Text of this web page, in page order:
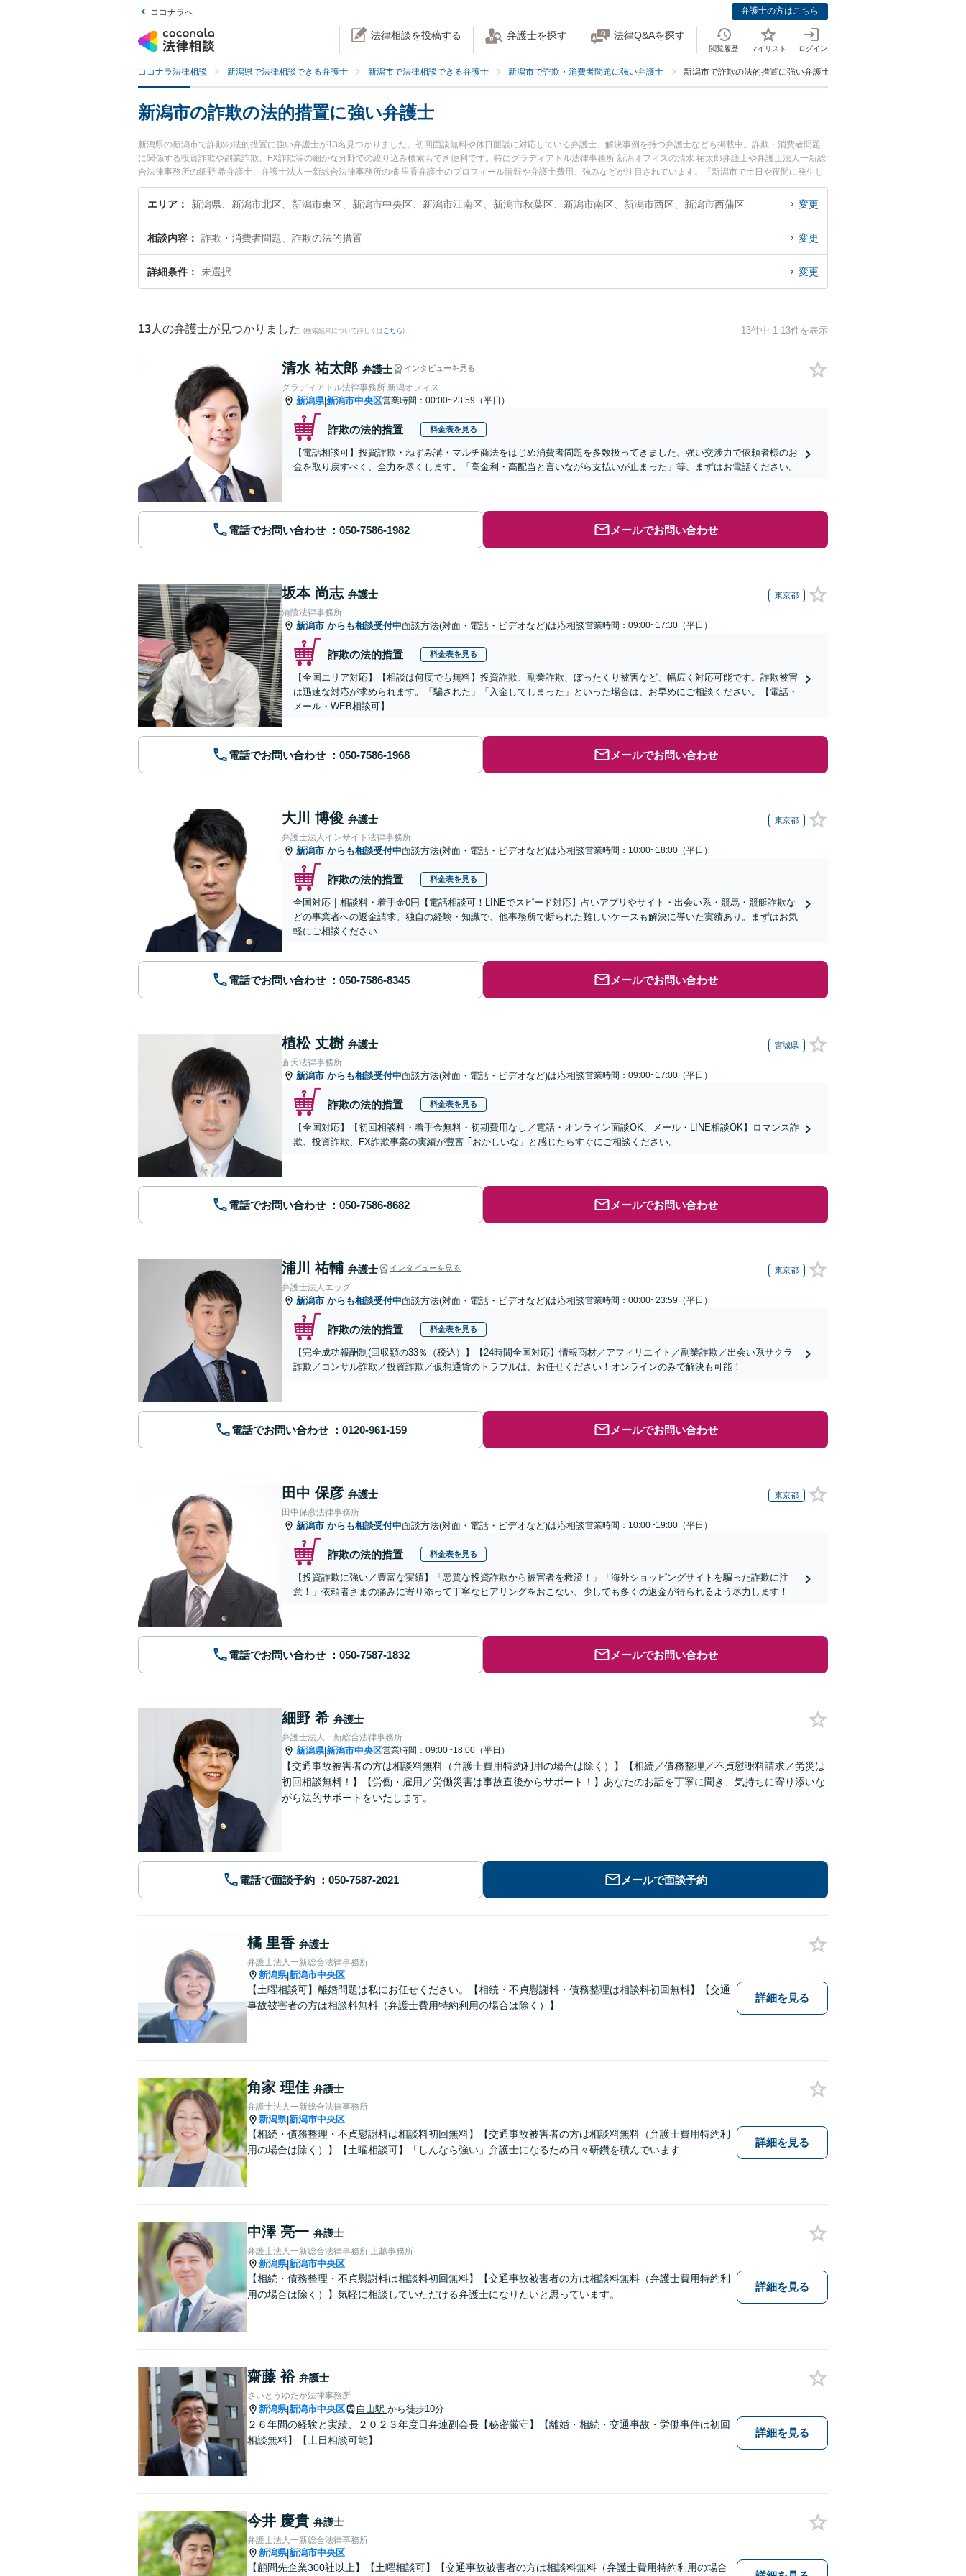
ココナラへ 弁護士の方はこちら
法律相談を投稿する 弁護士を探す 法律Q&Aを探す
閲覧履歴 マイリスト ログイン
ココナラ法律相談 新潟県で法律相談できる弁護士 新潟市で法律相談できる弁護士 新潟市で詐欺・消費者問題に強い弁護士 新潟市で詐欺の法的措置に強い弁護士
新潟市の詐欺の法的措置に強い弁護士
新潟県の新潟市で詐欺の法的措置に強い弁護士が13名見つかりました。初回面談無料や休日面談に対応している弁護士、解決事例を持つ弁護士なども掲載中。詐欺・消費者問題
に関係する投資詐欺や副業詐欺、FX詐欺等の細かな分野での絞り込み検索もでき便利です。特にグラディアトル法律事務所 新潟オフィスの清水 祐太郎弁護士や弁護士法人一新総
合法律事務所の細野 希弁護士、弁護士法人一新総合法律事務所の橘 里香弁護士のプロフィール情報や弁護士費用、強みなどが注目されています。『新潟市で土日や夜間に発生し
た詐欺の法的措置のトラブルを今すぐに弁護士に相談したい』『詐欺の法的措置のトラブル解決の実績豊富な近くの弁護士を検索したい』『初回相談無料で詐欺の法的措置を法律
相談できる新潟市内の弁護士に相談予約したい』などでお困りの相談者さんにおすすめです。
エリア 新潟県、新潟市北区、新潟市東区、新潟市中央区、新潟市江南区、新潟市秋葉区、新潟市南区、新潟市西区、新潟市西蒲区 変更
相談内容 詐欺・消費者問題、詐欺の法的措置 変更
詳細条件 未選択 変更
13 人の弁護士が見つかりました (検索結果について詳しくは こちら) 13件中 1-13件を表示
清水 祐太郎 弁護士 インタビューを見る
グラディアトル法律事務所 新潟オフィス
新潟県|新潟市中央区営業時間：00:00~23:59（平日）
詐欺の法的措置 料金表を見る
【電話相談可】投資詐欺・ねずみ講・マルチ商法をはじめ消費者問題を多数扱ってきました。強い交渉力で依頼者様のお
金を取り戻すべく、全力を尽くします。「高金利・高配当と言いながら支払いが止まった」等、まずはお電話ください。
電話でお問い合わせ メールでお問い合わせ
坂本 尚志 弁護士 東京都
清陵法律事務所
新潟市 からも相談受付中面談方法(対面・電話・ビデオなど)は応相談営業時間：09:00~17:30（平日）
詐欺の法的措置 料金表を見る
【全国エリア対応】【相談は何度でも無料】投資詐欺、副業詐欺、ぼったくり被害など、幅広く対応可能です。詐欺被害
は迅速な対応が求められます。「騙された」「入金してしまった」といった場合は、お早めにご相談ください。【電話・
メール・WEB相談可】
電話でお問い合わせ メールでお問い合わせ
大川 博俊 弁護士 東京都
弁護士法人インサイト法律事務所
新潟市 からも相談受付中面談方法(対面・電話・ビデオなど)は応相談営業時間：10:00~18:00（平日）
詐欺の法的措置 料金表を見る
全国対応｜相談料・着手金0円【電話相談可！LINEでスピード対応】占いアプリやサイト・出会い系・競馬・競艇詐欺な
どの事業者への返金請求。独自の経験・知識で、他事務所で断られた難しいケースも解決に導いた実績あり。まずはお気
軽にご相談ください
電話でお問い合わせ メールでお問い合わせ
植松 丈樹 弁護士 宮城県
蒼天法律事務所
新潟市 からも相談受付中面談方法(対面・電話・ビデオなど)は応相談営業時間：09:00~17:00（平日）
詐欺の法的措置 料金表を見る
【全国対応】【初回相談料・着手金無料・初期費用なし／電話・オンライン面談OK、メール・LINE相談OK】ロマンス詐
欺、投資詐欺、FX詐欺事案の実績が豊富 ｢おかしいな」と感じたらすぐにご相談ください。
電話でお問い合わせ メールでお問い合わせ
浦川 祐輔 弁護士 インタビューを見る 東京都
弁護士法人エッグ
新潟市 からも相談受付中面談方法(対面・電話・ビデオなど)は応相談営業時間：00:00~23:59（平日）
詐欺の法的措置 料金表を見る
【完全成功報酬制(回収額の33％（税込）】【24時間全国対応】情報商材／アフィリエイト／副業詐欺／出会い系サクラ
詐欺／コンサル詐欺／投資詐欺／仮想通貨のトラブルは、お任せください！オンラインのみで解決も可能！
電話でお問い合わせ メールでお問い合わせ
田中 保彦 弁護士 東京都
田中保彦法律事務所
新潟市 からも相談受付中面談方法(対面・電話・ビデオなど)は応相談営業時間：10:00~19:00（平日）
詐欺の法的措置 料金表を見る
【投資詐欺に強い／豊富な実績】「悪質な投資詐欺から被害者を救済！」「海外ショッピングサイトを騙った詐欺に注
意！」依頼者さまの痛みに寄り添って丁寧なヒアリングをおこない、少しでも多くの返金が得られるよう尽力します！
電話でお問い合わせ メールでお問い合わせ
細野 希 弁護士
弁護士法人一新総合法律事務所
新潟県|新潟市中央区営業時間：09:00~18:00（平日）
【交通事故被害者の方は相談料無料（弁護士費用特約利用の場合は除く）】【相続／債務整理／不貞慰謝料請求／労災は
初回相談無料！】【労働・雇用／労働災害は事故直後からサポート！】あなたのお話を丁寧に聞き、気持ちに寄り添いな
がら法的サポートをいたします。
電話で面談予約 メールで面談予約
橘 里香 弁護士
弁護士法人一新総合法律事務所
新潟県|新潟市中央区
【土曜相談可】離婚問題は私にお任せください。【相続・不貞慰謝料・債務整理は相談料初回無料】【交通
事故被害者の方は相談料無料（弁護士費用特約利用の場合は除く）】
詳細を見る
角家 理佳 弁護士
弁護士法人一新総合法律事務所
新潟県|新潟市中央区
【相続・債務整理・不貞慰謝料は相談料初回無料】【交通事故被害者の方は相談料無料（弁護士費用特約利
用の場合は除く）】【土曜相談可】「しんなら強い」弁護士になるため日々研鑽を積んでいます
詳細を見る
中澤 亮一 弁護士
弁護士法人一新総合法律事務所 上越事務所
新潟県|新潟市中央区
【相続・債務整理・不貞慰謝料は相談料初回無料】【交通事故被害者の方は相談料無料（弁護士費用特約利
用の場合は除く）】気軽に相談していただける弁護士になりたいと思っています。
詳細を見る
齋藤 裕 弁護士
さいとうゆたか法律事務所
新潟県|新潟市中央区 白山駅 から徒歩10分
２６年間の経験と実績、２０２３年度日弁連副会長【秘密厳守】【離婚・相続・交通事故・労働事件は初回
相談無料】【土日相談可能】
詳細を見る
今井 慶貴 弁護士
弁護士法人一新総合法律事務所
新潟県|新潟市中央区
【顧問先企業300社以上】【土曜相談可】【交通事故被害者の方は相談料無料（弁護士費用特約利用の場合